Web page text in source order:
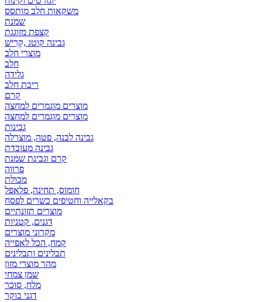
משקאות חלב מותסס
שמנת
קצפת מזוגגת
גבינה קוטג ,קָרִישׁ
מוצרי חלב
חלב
גלידה
ריבת חלב
קרם
מוצרים מוגמרים למחצה
מוצרים מוגמרים למחצה
גבינות
גבינה לבנה, פטה, מוצרלה
גבינה מעובדת
קרם וגבינת שמנת
פרווה
מכולת
חומוס, תחינה, פלאפל
בקאלייה וחטיפים כשרים לפסח
מוצרים תזונתיים
דגנים, קטניות
מקרוני מוצרים
קמח, הכל לאפייה
תבלינים ותבלינים
מהר מוצרי מזון
שמן צמחי
מלח, סוכר
דגני בוקר